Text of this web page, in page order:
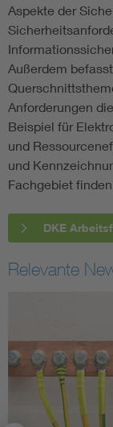
Aspekte der
Außerdem
Anforderungen
Beispiel für
und
und
Fachgebiet
DKE
Relevante